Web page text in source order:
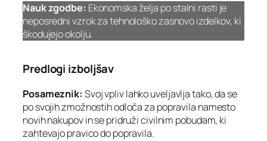
Nauk zgodbe: Ekonomska želja po stalni rasti je
neposredni vzrok za tehnološko zasnovo izdelkov, ki
škodujejo okolju.
Predlogi izboljšav
Posameznik: Svoj vpliv lahko uveljavlja tako, da se
po svojih zmožnostih odloča za popravila namesto
novih nakupov in se pridruži civilnim pobudam, ki
zahtevajo pravico do popravila.